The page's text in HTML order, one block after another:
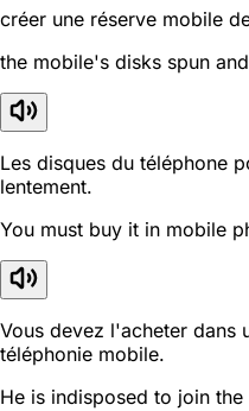
créer une réserve mobile
the mobile's disks spun
Les disques du téléphone
lentement.
You must buy it in mobile
Vous devez l'acheter dans
téléphonie mobile.
He is indisposed to join